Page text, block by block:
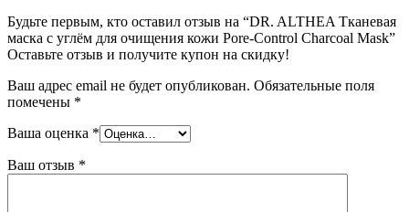
Будьте первым, кто оставил отзыв на “DR. ALTHEA Тканевая
маска с углём для очищения кожи Pore-Control Charcoal Mask”
Оставьте отзыв и получите купон на скидку!
Ваш адрес email не будет опубликован. Обязательные поля
помечены *
Ваша оценка *
Ваш отзыв *